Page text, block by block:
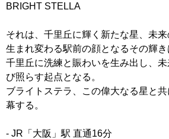
BRIGHT STELLA
それは、千里丘に輝く新たな星、未来
生まれ変わる駅前の顔となるその輝き
千里丘に洗練と賑わいを生み出し、
び照らす起点となる。
ブライトステラ、この偉大なる星と
幕する。
- JR「大阪」駅 直通16分